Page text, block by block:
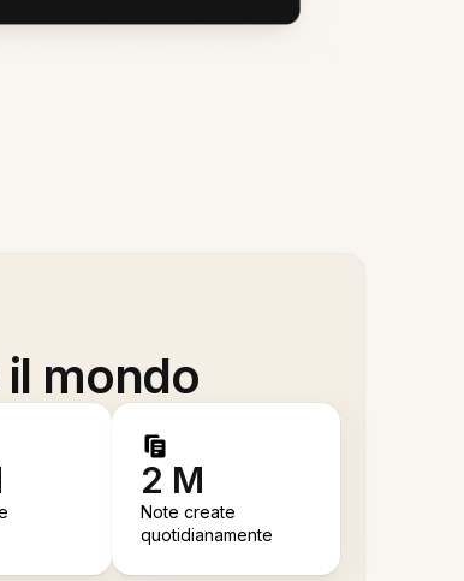
mondo
2 M
Note create
quotidianamente